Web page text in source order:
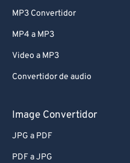
MP3 Convertidor
MP4 a MP3
Video a MP3
Convertidor de audio
Image Convertidor
JPG a PDF
PDF a JPG